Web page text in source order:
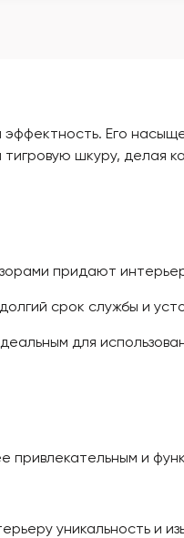
Его
шкуру, делая
придают
срок службы и
для
привлекательным и
уникальность и